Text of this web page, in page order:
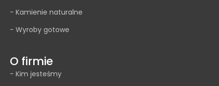
- Kamienie naturalne
- Wyroby gotowe
O firmie
- Kim jesteśmy